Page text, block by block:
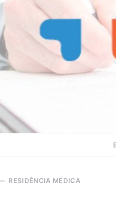
RESIDÊNCIA MÉDICA